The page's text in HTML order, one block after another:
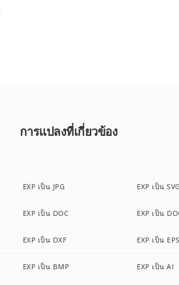
การแปลงที่เกี่ยวข้อง
EXP เป็น JPG EXP เป็น SVG
EXP เป็น DOC EXP เป็น
EXP เป็น DXF EXP เป็น EPS
EXP เป็น BMP EXP เป็น AI